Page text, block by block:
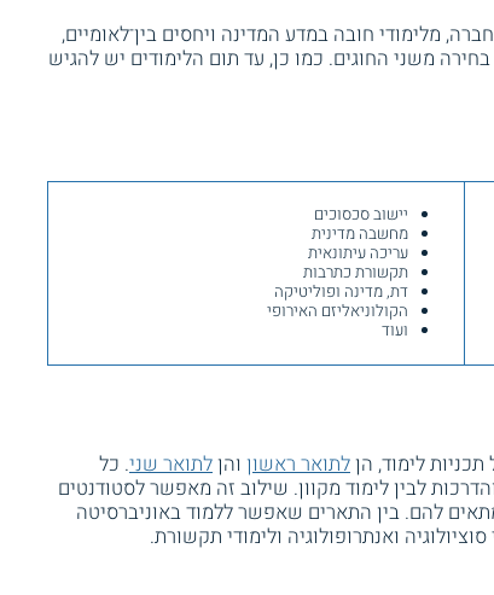
מלימודי חובה במדע המדינה ויחסים בין־לאומיים,
משני החוגים. כמו כן, עד תום הלימודים יש להגיש
יישוב סכסוכים
מחשבה מדינית
עריכה עיתונאית
תקשורת כתרבות
דת, מדינה ופוליטיקה
הקולוניאליזם האירופי
ועוד
לימוד, הןלתואר ראשון והןלתואר שני. כל
לבין לימוד מקוון. שילוב זה מאפשר לסטודנטים
להם. בין התארים שאפשר ללמוד באוניברסיטה
סוציולוגיה ואנתרופולוגיה ולימודי תקשורת.